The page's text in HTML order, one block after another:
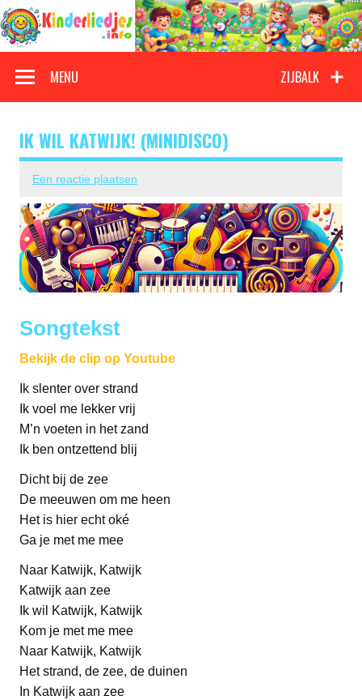
Doorgaan
naar
inhoud
Kinderliedjes
ZIJBALK
MENU
IK WIL KATWIJK! (MINIDISCO)
Een reactie plaatsen
Songtekst
Bekijk de clip op Youtube
Ik slenter over strand
Ik voel me lekker vrij
M’n voeten in het zand
Ik ben ontzettend blij
Dicht bij de zee
De meeuwen om me heen
Het is hier echt oké
Ga je met me mee
Naar Katwijk, Katwijk
Katwijk aan zee
Ik wil Katwijk, Katwijk
Kom je met me mee
Naar Katwijk, Katwijk
Het strand, de zee, de duinen
In Katwijk aan zee